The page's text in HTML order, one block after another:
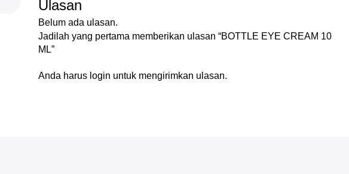
Ulasan
Belum ada ulasan.
Jadilah yang pertama memberikan ulasan “BOTTLE EYE CREAM 10
ML”
Anda harus login untuk mengirimkan ulasan.